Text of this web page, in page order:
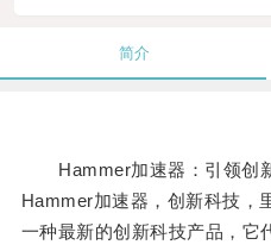
简介
Hammer加速器：引领创
Hammer加速器，创新科技，
一种最新的创新科技产品，它